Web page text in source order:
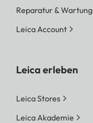
Reparatur & Wartung
Leica Account
Leica erleben
Leica Stores
Leica Akademie